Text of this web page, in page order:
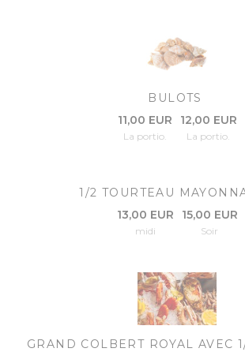
BULOTS
11,00 EUR
La portio.
12,00 EUR
La portio.
1/2 TOURTEAU
13,00 EUR
midi
15,00 EUR
Soir
GRAND COLBERT ROYAL AVEC